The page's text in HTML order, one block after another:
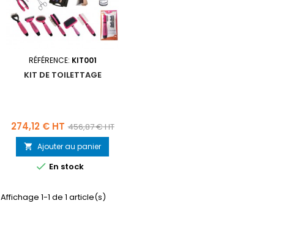
RÉFÉRENCE: KIT001
KIT DE TOILETTAGE
Prix
274,12 € HT Prix
de
base
456,87 € HT
 Ajouter au panier
 En stock
Affichage 1-1 de 1 article(s)